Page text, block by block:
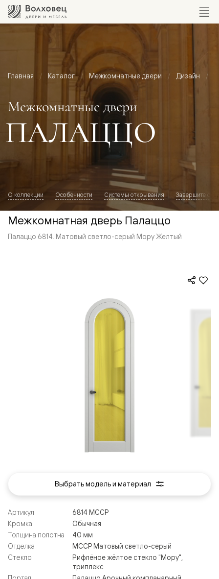
Главная Каталог Межкомнатные двери Дизайн
Межкомнатные двери
ПАЛАЦЦО
О коллекции Особенности Системы открывания Завершите
Межкомнатная дверь Палаццо
Палаццо 6814. Матовый светло-серый Мору Желтый
Артикул
6814 МССР
Кромка
Обычная
Толщина полотна
40 мм
Отделка
МССР Матовый светло-серый
Стекло
Рифлёное жёлтое стекло "Мору",
триплекс
Выбрать модель и материал